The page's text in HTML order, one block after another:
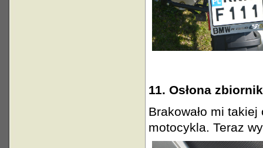
11. Osłona
Brakowało mi
motocykla. Teraz